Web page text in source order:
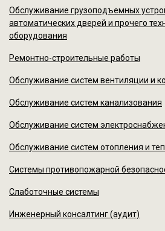
Обслуживание грузоподъемных
автоматических дверей и прочего
оборудования
Ремонтно-строительные работы
Обслуживание систем вентиляции и
Обслуживание систем канализования
Обслуживание систем
Обслуживание систем отопления и
Системы противопожарной
Слаботочные системы
Инженерный консалтинг (аудит)